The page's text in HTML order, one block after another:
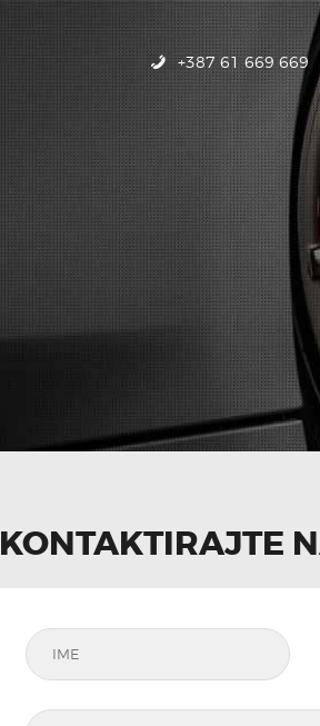
+387 61 669 669
KONTAKTIRAJTE